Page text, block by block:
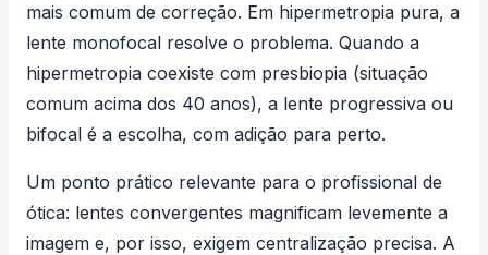
mais comum de correção. Em hipermetropia pura, a
lente monofocal resolve o problema. Quando a
hipermetropia coexiste com presbiopia (situação
comum acima dos 40 anos), a lente progressiva ou
bifocal é a escolha, com adição para perto.
Um ponto prático relevante para o profissional de
ótica: lentes convergentes magnificam levemente a
imagem e, por isso, exigem centralização precisa. A